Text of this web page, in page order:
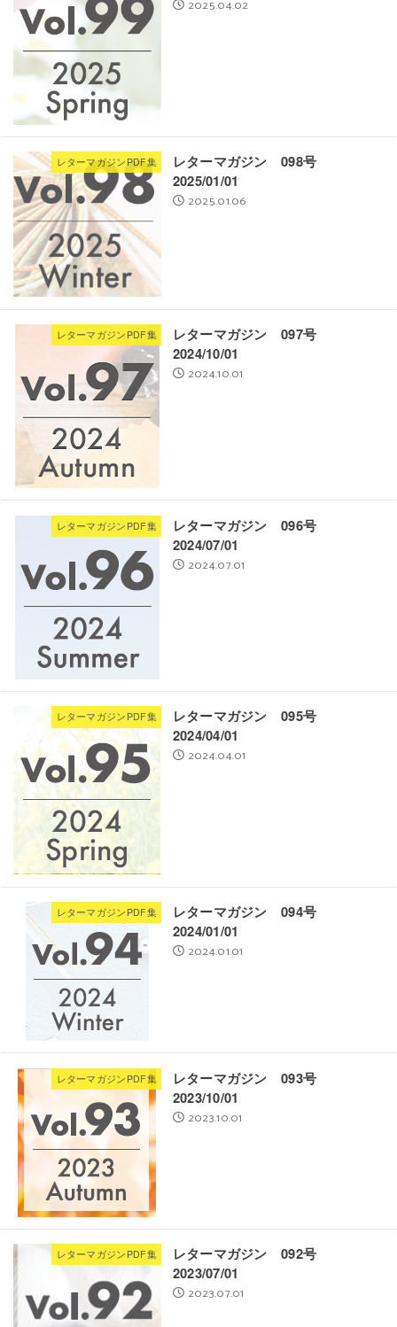
2025.04.02
レターマガジンPDF集
レターマガジン 098号
2025/01/01
2025.01.06
レターマガジンPDF集
レターマガジン 097号
2024/10/01
2024.10.01
レターマガジンPDF集
レターマガジン 096号
2024/07/01
2024.07.01
レターマガジンPDF集
レターマガジン 095号
2024/04/01
2024.04.01
レターマガジンPDF集
レターマガジン 094号
2024/01/01
2024.01.01
レターマガジンPDF集
レターマガジン 093号
2023/10/01
2023.10.01
レターマガジンPDF集
レターマガジン 092号
2023/07/01
2023.07.01